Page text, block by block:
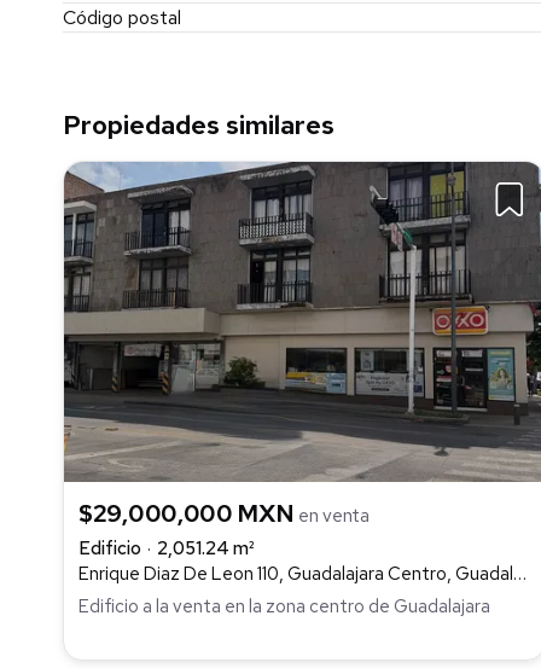
Código postal
Propiedades similares
$29,000,000 MXN en venta
Edificio
2,051.24 m²
Enrique Diaz De Leon 110, Guadalajara Centro, Guadalajara
Edificio a la venta en la zona centro de Guadalajara